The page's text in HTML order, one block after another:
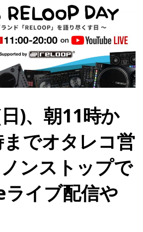
)、朝11時か
でオタレコ営
ンストップで
イブ配信や